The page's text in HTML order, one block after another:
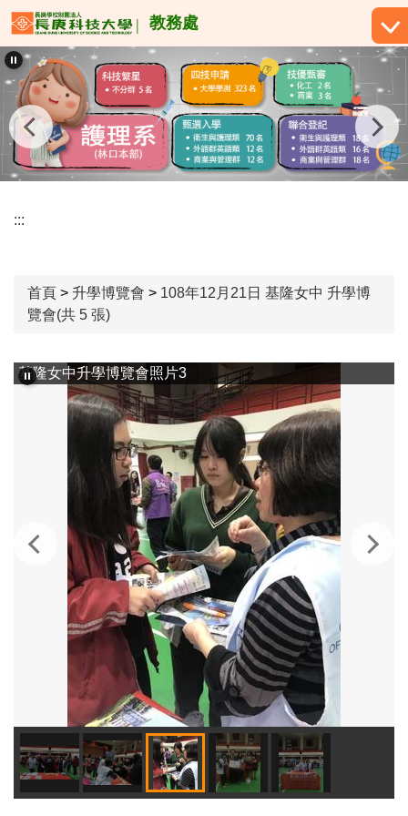
跳
到
主
要
內
容
區
教務處
:::
首頁 > 升學博覽會 > 108年12月21日 基隆女中 升學博
覽會(共 5 張)
基隆女中升學博覽會照片3